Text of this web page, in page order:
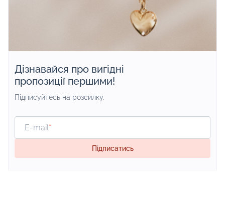
Дізнавайся про вигідні
пропозиції першими!
Підписуйтесь на розсилку.
E-mail*
Підписатись